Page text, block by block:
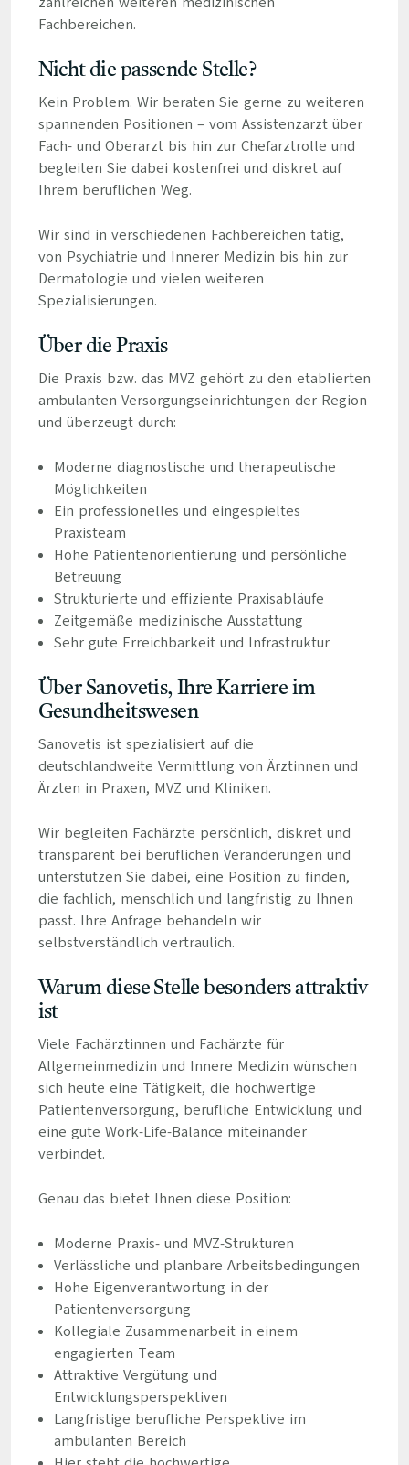
Fachbereichen.
Nicht die passende Stelle?
Kein Problem. Wir beraten Sie gerne zu weiteren
spannenden Positionen – vom Assistenzarzt über
Fach- und Oberarzt bis hin zur Chefarztrolle und
begleiten Sie dabei kostenfrei und diskret auf
Ihrem beruflichen Weg.
Wir sind in verschiedenen Fachbereichen tätig,
von Psychiatrie und Innerer Medizin bis hin zur
Dermatologie und vielen weiteren
Spezialisierungen.
Über die Praxis
Die Praxis bzw. das MVZ gehört zu den etablierten
ambulanten Versorgungseinrichtungen der Region
und überzeugt durch:
Moderne diagnostische und therapeutische
Möglichkeiten
Ein professionelles und eingespieltes
Praxisteam
Hohe Patientenorientierung und persönliche
Betreuung
Strukturierte und effiziente Praxisabläufe
Zeitgemäße medizinische Ausstattung
Sehr gute Erreichbarkeit und Infrastruktur
Über Sanovetis, Ihre Karriere im
Gesundheitswesen
Sanovetis ist spezialisiert auf die
deutschlandweite Vermittlung von Ärztinnen und
Ärzten in Praxen, MVZ und Kliniken.
Wir begleiten Fachärzte persönlich, diskret und
transparent bei beruflichen Veränderungen und
unterstützen Sie dabei, eine Position zu finden,
die fachlich, menschlich und langfristig zu Ihnen
passt. Ihre Anfrage behandeln wir
selbstverständlich vertraulich.
Warum diese Stelle besonders attraktiv
ist
Viele Fachärztinnen und Fachärzte für
Allgemeinmedizin und Innere Medizin wünschen
sich heute eine Tätigkeit, die hochwertige
Patientenversorgung, berufliche Entwicklung und
eine gute Work-Life-Balance miteinander
verbindet.
Genau das bietet Ihnen diese Position:
Moderne Praxis- und MVZ-Strukturen
Verlässliche und planbare Arbeitsbedingungen
Hohe Eigenverantwortung in der
Patientenversorgung
Kollegiale Zusammenarbeit in einem
engagierten Team
Attraktive Vergütung und
Entwicklungsperspektiven
Langfristige berufliche Perspektive im
ambulanten Bereich